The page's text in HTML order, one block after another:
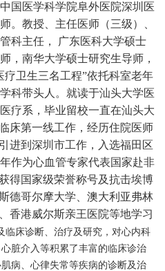
中国医学科学院阜外医院深圳医
。 教授、主任医师（三级）、
科主任， 广东医科大学硕士
，南华大学硕士研究生导师，
疗卫生三名工程”依托科室老年
科带头人。就读于汕头大学医
疗系，毕业留校一直在汕头大
床第一线工作，经历住院医师
进到深圳市工作，入选福田区
作为心血管专家代表国家赴非
得国家级荣誉称号及抗击埃博
德哥尔摩大学、澳大利亚弗林
香港威尔斯亲王医院等地学习
临床诊断、治疗及研究，对心内科
脏介入等积累了丰富的临床诊治
病、心律失常等疾病的诊断及治